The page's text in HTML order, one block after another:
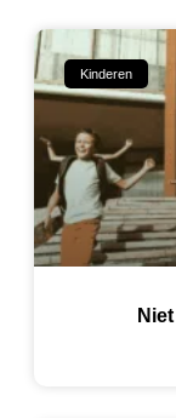
Kinderen